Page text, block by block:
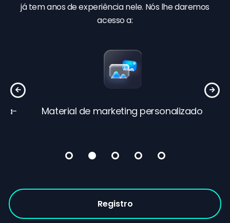
já tem anos de experiência nele. Nós lhe daremos
acesso a:
Material de marketing personalizado
Registro